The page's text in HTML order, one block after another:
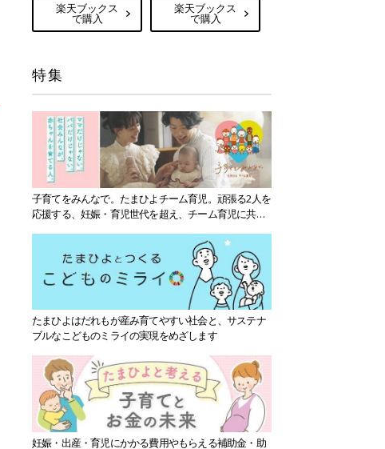
楽天ブックス
で購入
楽天ブックス
で購入
特集
子育てをみんなで。たまひよチーム育児。頑張る2人を
応援する、妊娠・育児世代を超え、チーム育児に共感
たまひよはだれもが産み育てやすい社会と、サステナ
ブルなこどものミライの実現をめざします
妊娠・出産・育児にかかる費用やもらえる補助金・助